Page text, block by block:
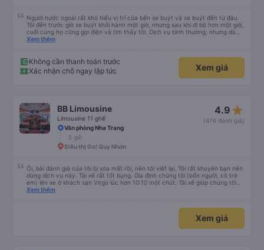
Người nước ngoài rất khó hiểu vị trí của bến xe buýt và xe buýt đến từ đâu.
Tôi đến trước giờ xe buýt khởi hành một giờ, nhưng sau khi đi bộ hơn một giờ,
cuối cùng họ cũng gọi điện và tìm thấy tôi. Dịch vụ bình thường, nhưng dù
sao thì tôi ngủ ngon hơn ở khách sạn vì tôi rất thoải mái. Sẽ tuyệt hơn nếu
Xem thêm
Không cần thanh toán trước
Xác nhận chỗ ngay lập tức
Xem giá
BB Limousine
Limousine 11 ghế
4.9 star_rate
(476 đánh giá)
Văn phòng Nha Trang
5 giờ
Siêu thị Go! Quy Nhơn
Ôi, bài đánh giá của tôi bị xóa mất rồi, nên tôi viết lại. Tôi rất khuyên bạn nên
dùng dịch vụ này. Tài xế rất tốt bụng. Gia đình chúng tôi (bốn người, có trẻ
em) lên xe ở khách sạn Virgo lúc hơn 10:10 một chút. Tài xế giúp chúng tôi
chất hành lý lên xe, và khi chuẩn bị rời đi, anh ấy hỏi chúng tôi định đến
nói không thể đưa chúng tôi đến khách sạn đó mà sẽ thả chúng tôi xuống
gần đó và bảo chúng tôi bắt taxi. Chúng tôi rất biết ơn anh ấy. Vì đây là lần
đầu tiên đến đó, chúng tôi không chắc có thể bắt được taxi hay Grab, nên
Xem thêm
Xem giá